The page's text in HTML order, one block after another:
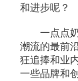
和进步呢？
一点点奶
潮流的最前
狂追捧和业
一些品牌和